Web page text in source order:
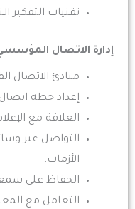
تقنيات التفكير
إدارة الاتصال
مبادئ الاتصال
إعداد خطة اتصال
العلاقة مع
التواصل عبر
الأزمات.
الحفاظ على
التعامل مع